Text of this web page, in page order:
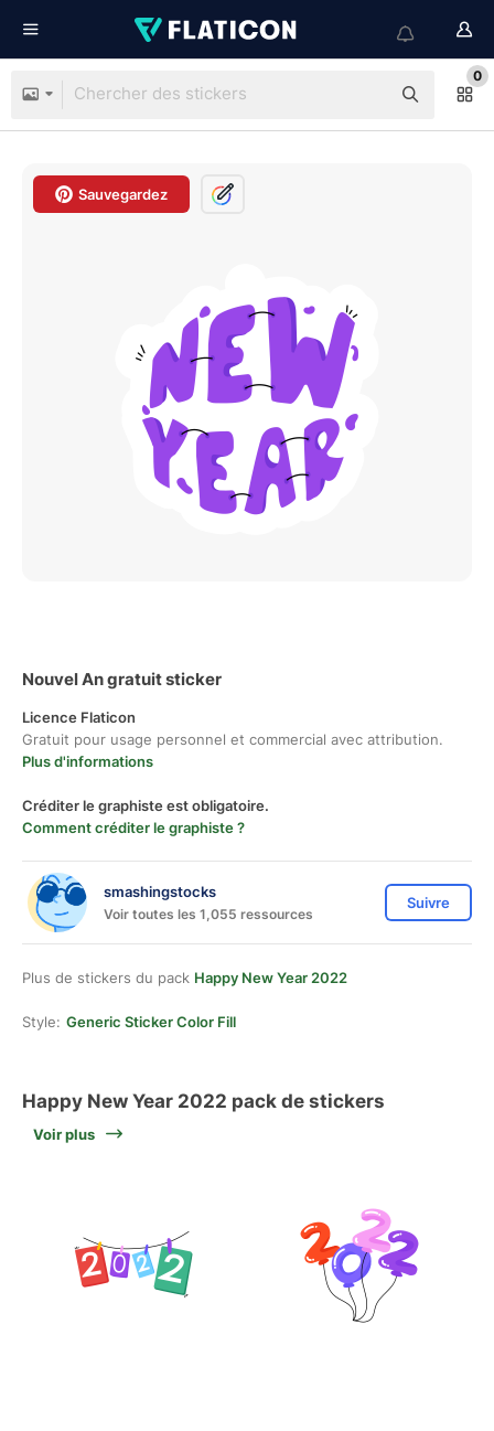
0
Sauvegardez
Nouvel An gratuit sticker
Licence Flaticon
Gratuit pour usage personnel et commercial avec attribution.
Plus d'informations
Créditer le graphiste est obligatoire.
Comment créditer le graphiste ?
smashingstocks
Voir toutes les 1,055 ressources
Suivre
Plus de stickers du pack Happy New Year 2022
Style: Generic Sticker Color Fill
Happy New Year 2022 pack de stickers
Voir plus